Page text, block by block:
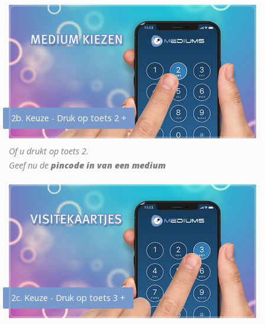
2b. Keuze - Druk op toets 2 +
Of u drukt op toets 2.
Geef nu de pincode in van een medium
2c. Keuze - Druk op toets 3 +